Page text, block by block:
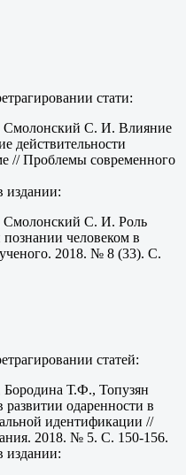
стати:
С. И. Влияние
действительности
// Проблемы современного
издании:
С. И. Роль
человеком в
2018. № 8 (33). С.
статей:
Т.Ф., Топузян
одаренности в
идентификации //
2018. № 5. С. 150-156.
издании: